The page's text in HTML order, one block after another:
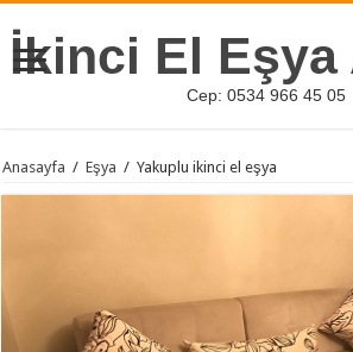
İkinci El Eşya
Cep: 0534 966 45 05
Anasayfa / Eşya / Yakuplu ikinci el eşya